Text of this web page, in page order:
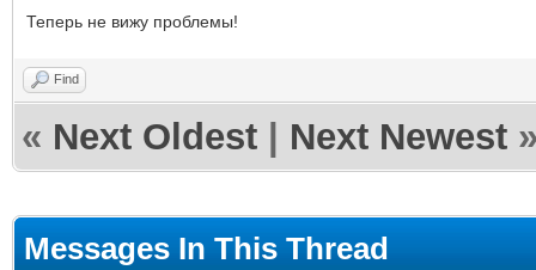
Теперь не вижу проблемы!
Find
« Next Oldest Next Newest
Messages In This Thread